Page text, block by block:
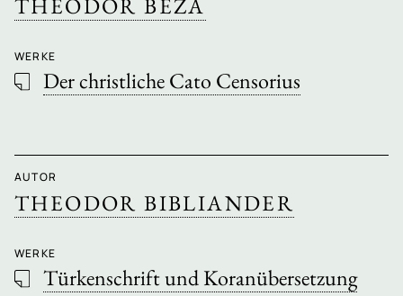
THEODOR BEZA
WERKE
Der christliche Cato Censorius
AUTOR
THEODOR BIBLIANDER
WERKE
Türkenschrift und Koranübersetzung